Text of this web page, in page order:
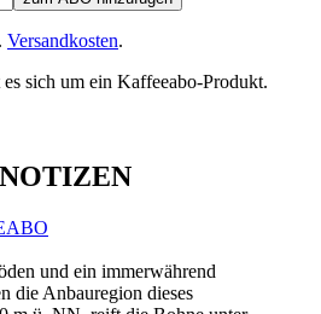
Versandkosten.
sich um ein Kaffeeabo-Produkt.
und ein immerwährend
die Anbauregion dieses